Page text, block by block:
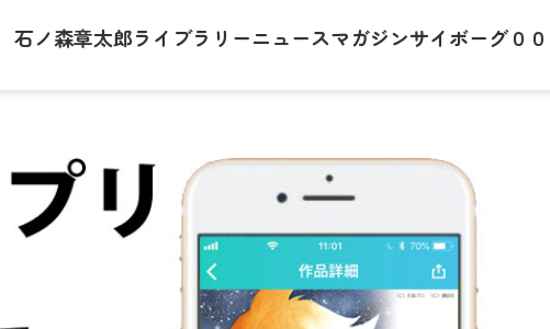
石ノ森章太郎ライブラリーニュースマガジンサイボーグ００